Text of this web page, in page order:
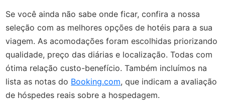
Se você ainda não sabe onde ficar, confira a nossa
seleção com as melhores opções de hotéis para a sua
viagem. As acomodações foram escolhidas priorizando
qualidade, preço das diárias e localização. Todas com
ótima relação custo-benefício. Também incluímos na
lista as notas do Booking.com, que indicam a avaliação
de hóspedes reais sobre a hospedagem.